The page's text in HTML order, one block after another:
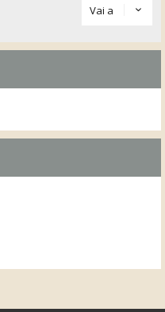
Vai a